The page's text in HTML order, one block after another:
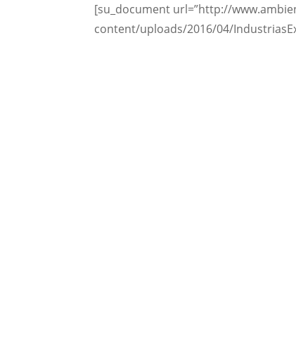
[su_document url=”http://
content/uploads/2016/04/